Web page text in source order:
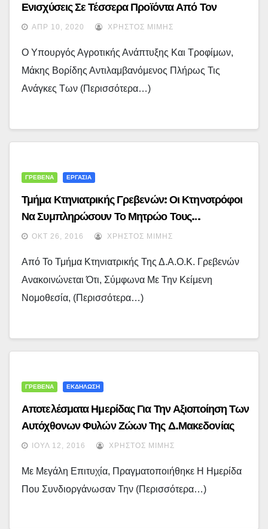
Ενισχύσεις Σε Τέσσερα Προϊόντα Από Τον
Υπουργό Μάκη Βορίδη
ΑΠΡ 10, 2020 ΧΡΉΣΤΟΣ ΜΊΜΗΣ
Ο Υπουργός Αγροτικής Ανάπτυξης Και Τροφίμων,
Μάκης Βορίδης Αντιλαμβανόμενος Πλήρως Τις
Ανάγκες Των (περισσότερα…)
ΓΡΕΒΕΝΑ ΕΡΓΑΣΙΑ
Τμήμα Κτηνιατρικής Γρεβενών: Οι Κτηνοτρόφοι
Να Συμπληρώσουν Το Μητρώο Τους…
ΟΚΤ 26, 2016 ΧΡΉΣΤΟΣ ΜΊΜΗΣ
Από Το Τμήμα Κτηνιατρικής Της Δ.Α.Ο.Κ. Γρεβενών
Ανακοινώνεται Ότι, Σύμφωνα Με Την Κείμενη
Νομοθεσία, (περισσότερα…)
ΓΡΕΒΕΝΑ ΕΚΔΗΛΩΣΗ
Αποτελέσματα Ημερίδας Για Την Αξιοποίηση Των
Αυτόχθονων Φυλών Ζώων Της Δ.Μακεδονίας
ΙΟΎΛ 12, 2016 ΧΡΉΣΤΟΣ ΜΊΜΗΣ
Με Μεγάλη Επιτυχία, Πραγματοποιήθηκε Η Ημερίδα
Που Συνδιοργάνωσαν Την (περισσότερα…)